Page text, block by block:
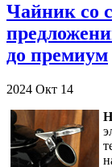
Чайник со
до премиум
2024 Окт 14
Н